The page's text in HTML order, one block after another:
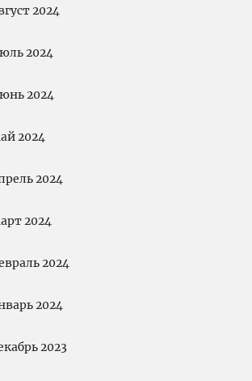
2024
2024
2024
2024
2024
2024
2024
2024
2023